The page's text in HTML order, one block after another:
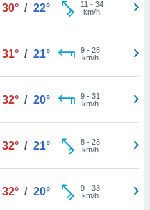
30° / 22° 11 - 34
km/h
31° / 21° 9- 28
km/h
32° / 20° 9- 31
km/h
32° / 21° 8- 28
km/h
32° / 20° 9- 33
km/h